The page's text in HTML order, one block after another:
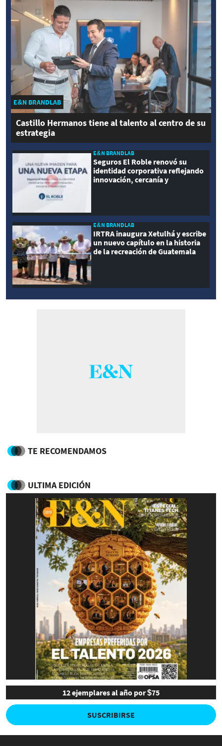
E&N BRANDLAB
Castillo Hermanos tiene al talento al centro de su
estrategia
E&N BRANDLAB
Seguros El Roble renovó su
identidad corporativa reflejando
innovación, cercanía y
E&N BRANDLAB
IRTRA inaugura Xetulhá y escribe
un nuevo capítulo en la historia
de la recreación de Guatemala
TE RECOMENDAMOS
ULTIMA EDICIÓN
12 ejemplares al año por $75
SUSCRIBIRSE